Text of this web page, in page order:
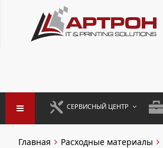
СЕРВИСНЫЙ ЦЕНТР
Главная Расходные материалы